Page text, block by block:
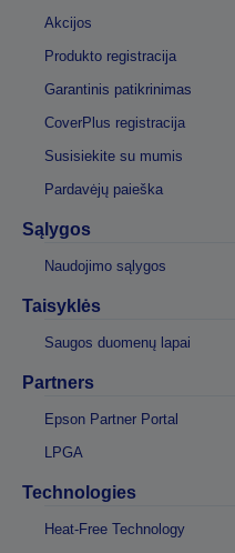
Akcijos
Produkto registracija
Garantinis patikrinimas
CoverPlus registracija
Susisiekite su mumis
Pardavėjų paieška
Sąlygos
Naudojimo sąlygos
Taisyklės
Saugos duomenų lapai
Partners
Epson Partner Portal
LPGA
Technologies
Heat-Free Technology